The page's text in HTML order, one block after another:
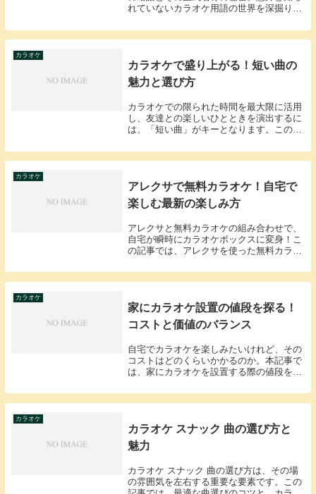
れていないカラオケ用語の世界を深掘りし
カラオケ
カラオケで盛り上がる！短い曲の
魅力と選び方
カラオケでの限られた時間を最大限に活用
し、友達との楽しいひとときを演出するに
は、「短い曲」がキーとなります。この記
し、その魅力や盛り上がる選曲法を紹介し
ます。カラオケでの短い曲の重要性カラオ
カラオケ
アレクサで無料カラオケ！自宅で
楽しむ最新の楽しみ方
アレクサと無料カラオケの組み合わせで、
自宅が瞬時にカラオケボックスに変身！こ
の記事では、アレクサを使った無料カラオ
カラオケ
家にカラオケ設置の値段を探る！
コストと価値のバランス
自宅でカラオケを楽しみたいけれど、その
コストはどのくらいかかるのか。本記事で
は、家にカラオケを設置する際の値段を詳
オケの設置オプション家にカラオケを設置
するには、様々なオプションがあります。
カラオケ
カラオケ スナック 曲の選び方と
魅力
カラオケ スナック 曲の選び方は、その場
の雰囲気を左右する重要な要素です。この